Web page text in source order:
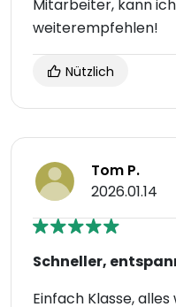
Mitarbeiter, kann
weiterempfehlen!
Nützlich
Tom P.
2026.01.14
Schneller,
Einfach Klasse,